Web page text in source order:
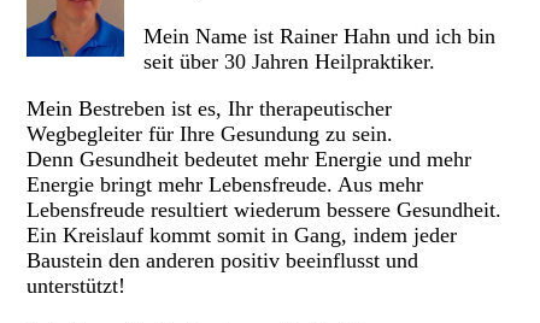
Mein Name ist Rainer Hahn und ich bin
seit über 30 Jahren Heilpraktiker.
Mein Bestreben ist es, Ihr therapeutischer
Wegbegleiter für Ihre Gesundung zu sein.
Denn Gesundheit bedeutet mehr Energie und mehr
Energie bringt mehr Lebensfreude. Aus mehr
Lebensfreude resultiert wiederum bessere Gesundheit.
Ein Kreislauf kommt somit in Gang, indem jeder
Baustein den anderen positiv beeinflusst und
unterstützt!